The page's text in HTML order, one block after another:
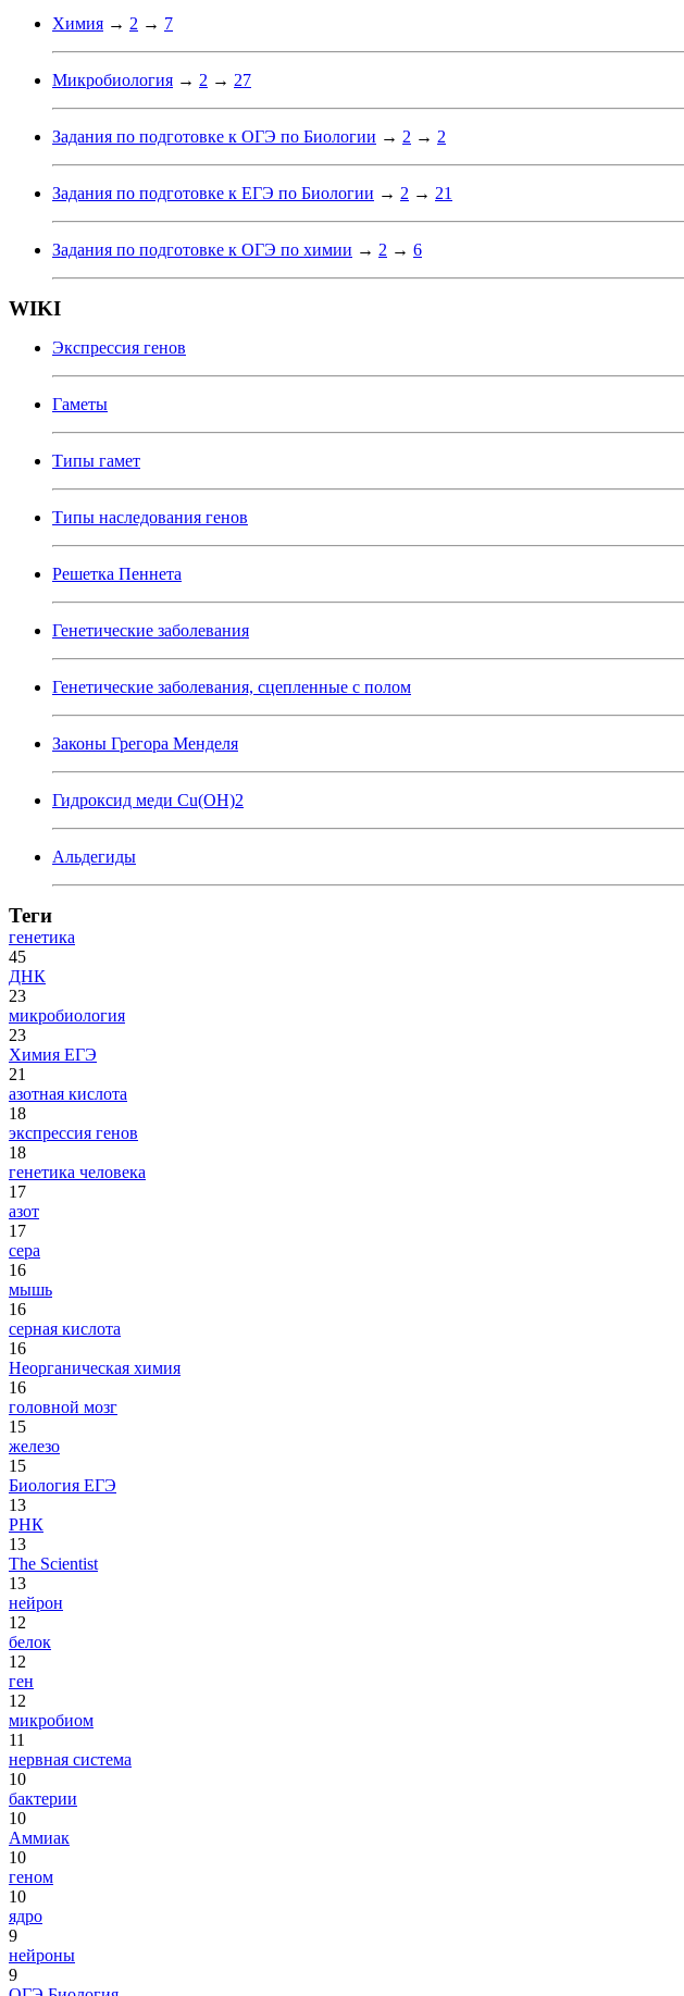
Химия → 2 → 7
Микробиология → 2 → 27
Задания по подготовке к ОГЭ по Биологии → 2 → 2
Задания по подготовке к ЕГЭ по Биологии → 2 → 21
Задания по подготовке к ОГЭ по химии → 2 → 6
WIKI
Экспрессия генов
Гаметы
Типы гамет
Типы наследования генов
Решетка Пеннета
Генетические заболевания
Генетические заболевания, сцепленные с полом
Законы Грегора Менделя
Гидроксид меди Cu(OH)2
Альдегиды
Теги
генетика
45
ДНК
23
микробиология
23
Химия ЕГЭ
21
азотная кислота
18
экспрессия генов
18
генетика человека
17
азот
17
сера
16
мышь
16
серная кислота
16
Неорганическая химия
16
головной мозг
15
железо
15
Биология ЕГЭ
13
РНК
13
The Scientist
13
нейрон
12
белок
12
ген
12
микробиом
11
нервная система
10
бактерии
10
Аммиак
10
геном
10
ядро
9
нейроны
9